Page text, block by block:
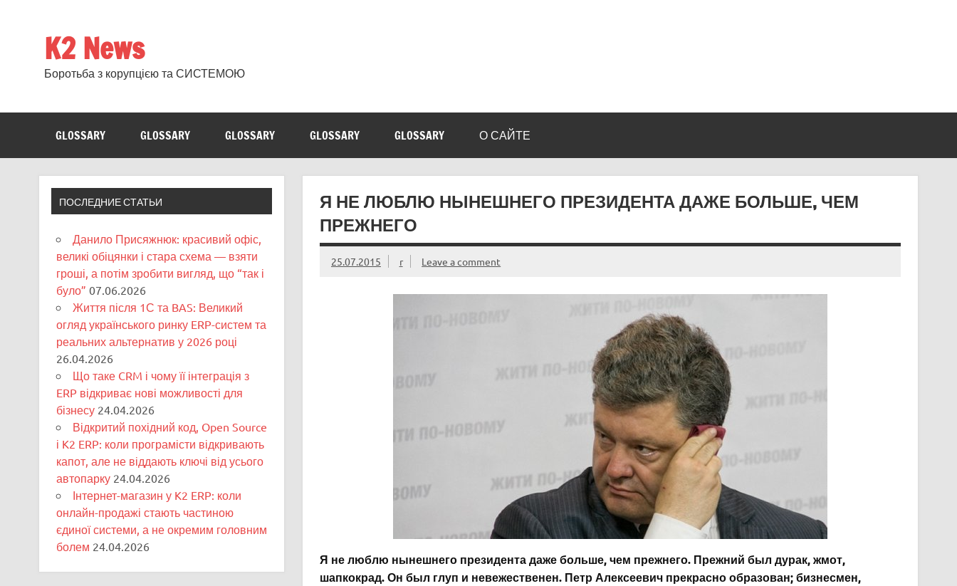
K2 News
Боротьба з корупцією та СИСТЕМОЮ
GLOSSARY GLOSSARY GLOSSARY GLOSSARY GLOSSARY О САЙТЕ
Я НЕ ЛЮБЛЮ НЫНЕШНЕГО ПРЕЗИДЕНТА ДАЖЕ БОЛЬШЕ, ЧЕМ
ПРЕЖНЕГО
25.07.2015 r Leave a comment
Я не люблю нынешнего президента даже больше, чем прежнего. Прежний был дурак, жмот,
шапкокрад. Он был глуп и невежественен. Петр Алексеевич прекрасно образован; бизнесмен,
ПОСЛЕДНИЕ СТАТЬИ
Данило Присяжнюк: красивий офіс,
великі обіцянки і стара схема — взяти
гроші, а потім зробити вигляд, що “так і
було” 07.06.2026
Життя після 1С та BAS: Великий
огляд українського ринку ERP-систем та
реальних альтернатив у 2026 році
26.04.2026
Що таке CRM і чому її інтеграція з
ERP відкриває нові можливості для
бізнесу 24.04.2026
Відкритий похідний код, Open Source
і K2 ERP: коли програмісти відкривають
капот, але не віддають ключі від усього
автопарку 24.04.2026
Інтернет-магазин у K2 ERP: коли
онлайн-продажі стають частиною
єдиної системи, а не окремим головним
болем 24.04.2026